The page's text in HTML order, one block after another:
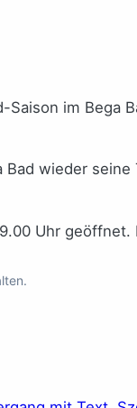
Saison im
wieder
Uhr